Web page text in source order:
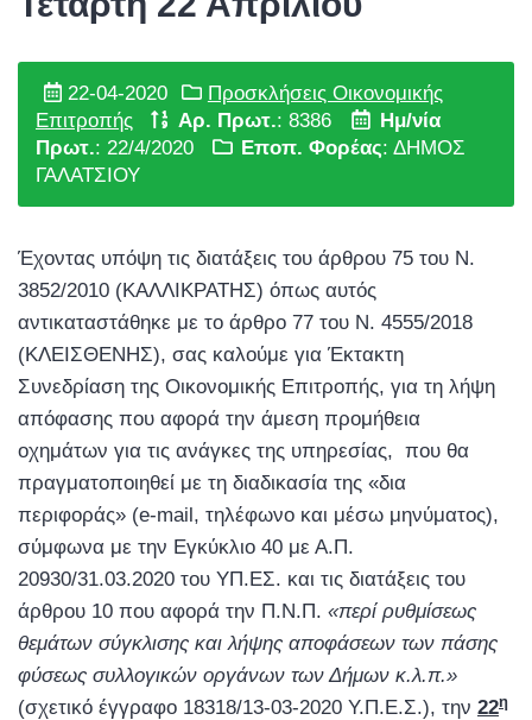
22-04-2020
Προσκλήσεις Οικονομικής
Επιτροπής
Αρ. Πρωτ.: 8386
Ημ/νία
Πρωτ.: 22/4/2020 Εποπ. Φορέας: ΔΗΜΟΣ
ΓΑΛΑΤΣΙΟΥ
Έχοντας υπόψη τις διατάξεις του άρθρου 75 του Ν.
3852/2010 (ΚΑΛΛΙΚΡΑΤΗΣ) όπως αυτός
αντικαταστάθηκε με το άρθρο 77 του Ν. 4555/2018
(ΚΛΕΙΣΘΕΝΗΣ), σας καλούμε για Έκτακτη
Συνεδρίαση της Οικονομικής Επιτροπής, για τη λήψη
απόφασης που αφορά την άμεση προμήθεια
οχημάτων για τις ανάγκες της υπηρεσίας, που θα
πραγματοποιηθεί με τη διαδικασία της «δια
περιφοράς» (e-mail, τηλέφωνο και μέσω μηνύματος),
σύμφωνα με την Εγκύκλιο 40 με Α.Π.
20930/31.03.2020 του ΥΠ.ΕΣ. και τις διατάξεις του
άρθρου 10 που αφορά την Π.Ν.Π. «περί ρυθμίσεως
θεμάτων σύγκλισης και λήψης αποφάσεων των πάσης
φύσεως συλλογικών οργάνων των Δήμων κ.λ.π.»
(σχετικό έγγραφο 18318/13-03-2020 Υ.Π.Ε.Σ.), την 22η